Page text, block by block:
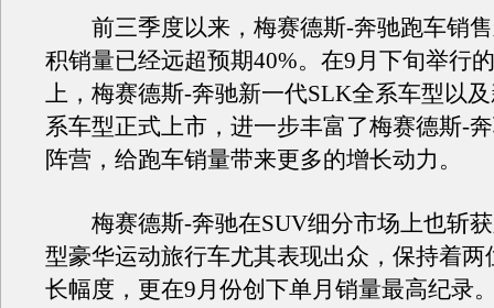
前三季度以来，梅赛德斯-奔驰跑车销售
积销量已经远超预期40%。在9月下旬举行的
上，梅赛德斯-奔驰新一代SLK全系车型以
系车型正式上市，进一步丰富了梅赛德斯-
阵营，给跑车销量带来更多的增长动力。
梅赛德斯-奔驰在SUV细分市场上也斩获
型豪华运动旅行车尤其表现出众，保持着两
长幅度，更在9月份创下单月销量最高纪录